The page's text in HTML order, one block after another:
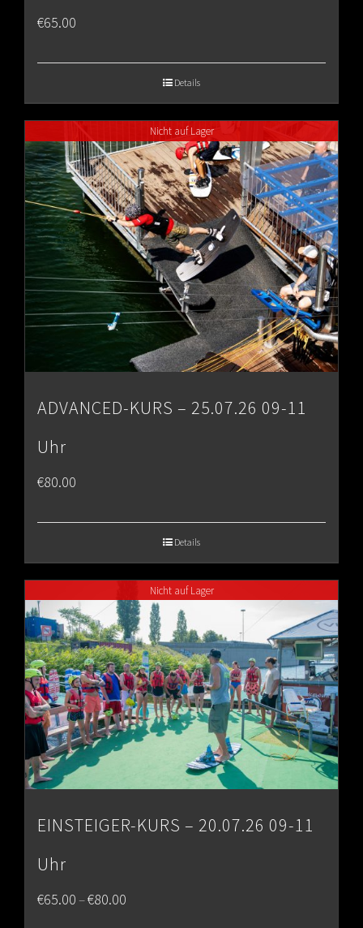
€65.00
Details
Nicht auf Lager
ADVANCED-KURS – 25.07.26 09-11
Uhr
€80.00
Details
Nicht auf Lager
EINSTEIGER-KURS – 20.07.26 09-11
Uhr
€65.00–€80.00